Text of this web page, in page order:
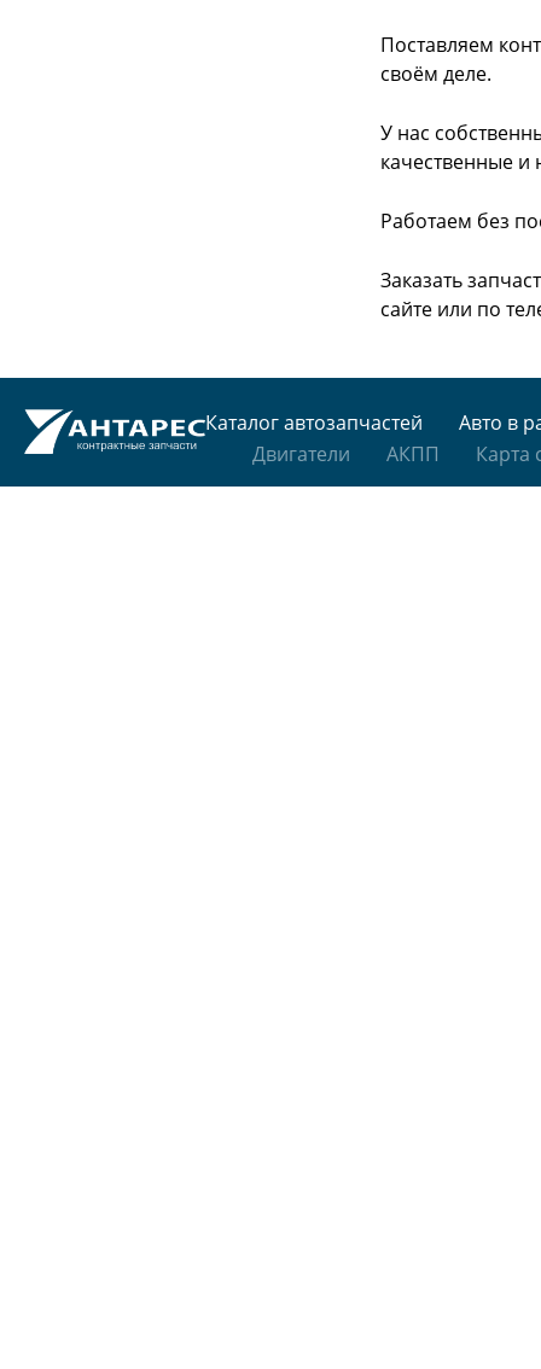
Поставляем
своём деле.
У нас
качественные и
Работаем без
Заказать
сайте или по
Каталог автозапчастей
Авто в
Двигатели
АКПП Карта